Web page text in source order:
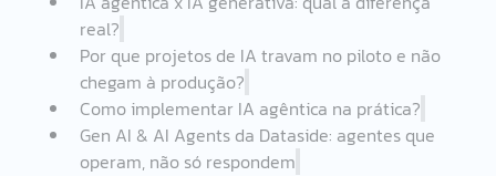
real?
Por que projetos de IA travam no piloto e não
chegam à produção?
Como implementar IA agêntica na prática?
Gen AI & AI Agents da Dataside: agentes que
operam, não só respondem